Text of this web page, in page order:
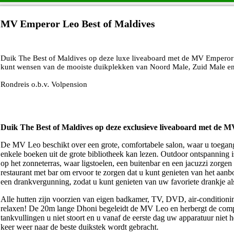
MV Emperor Leo Best of Maldives
Duik The Best of Maldives op deze luxe liveaboard met de MV
kunt wensen van de mooiste duikplekken van Noord Male, Zuid Male
Rondreis o.b.v. Volpension
Duik The Best of Maldives op deze exclusieve liveaboard met de
De MV Leo beschikt over een grote, comfortabele salon, waar u
enkele boeken uit de grote bibliotheek kan lezen. Outdoor
op het zonneterras, waar ligstoelen, een buitenbar en een jacuzzi
restaurant met bar om ervoor te zorgen dat u kunt genieten van het
een drankvergunning, zodat u kunt genieten van uw favoriete drankje
Alle hutten zijn voorzien van eigen badkamer, TV, DVD, air-
relaxen! De 20m lange Dhoni begeleidt de MV Leo en herbergt de
tankvullingen u niet stoort en u vanaf de eerste dag uw apparatuur
keer weer naar de beste duikstek wordt gebracht.